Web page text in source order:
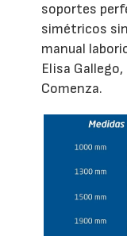
soportes
simétricos
manual
Elisa
Comenza.